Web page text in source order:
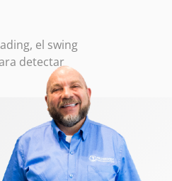
el swing
detectar